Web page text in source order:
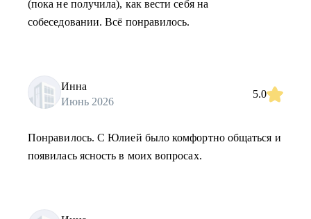
(пока не получила), как вести себя на
собеседовании. Всё понравилось.
Инна
Июнь 2026
5.0
Понравилось. С Юлией было комфортно общаться и
появилась ясность в моих вопросах.